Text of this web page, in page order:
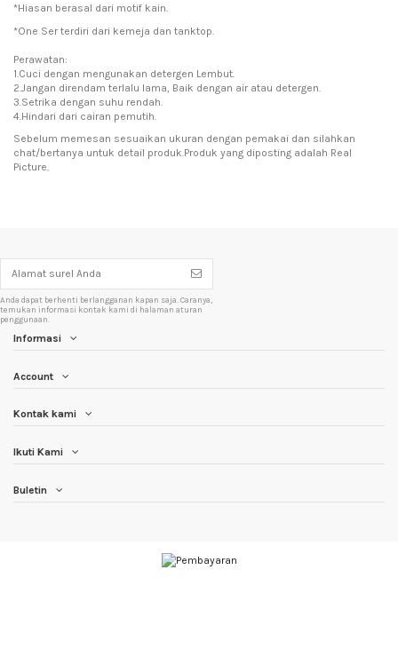
*Hiasan berasal dari motif kain.
*One Ser terdiri dari kemeja dan tanktop.
Perawatan:
1.Cuci dengan mengunakan detergen Lembut.
2.Jangan direndam terlalu lama, Baik dengan air atau detergen.
3.Setrika dengan suhu rendah.
4.Hindari dari cairan pemutih.
Sebelum memesan sesuaikan ukuran dengan pemakai dan silahkan
chat/bertanya untuk detail produk.Produk yang diposting adalah Real
Picture.
Anda dapat berhenti berlangganan kapan saja. Caranya,
temukan informasi kontak kami di halaman aturan
penggunaan.
Informasi
Account
Kontak kami
Ikuti Kami
Buletin